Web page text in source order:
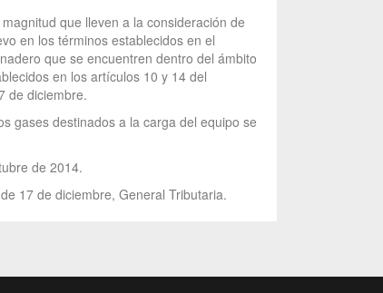
que lleven a la consideración de
en los términos establecidos en el
que se encuentren dentro del ámbito
en los artículos 10 y 14 del
de diciembre.
gases destinados a la carga del equipo se
de 2014.
17 de diciembre, General Tributaria.